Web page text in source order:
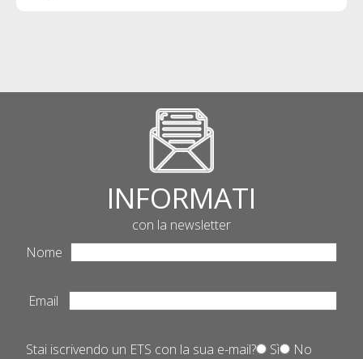
INFORMATI
con la newsletter
Nome
Email
Stai iscrivendo un ETS con la sua e-mail? Sì No